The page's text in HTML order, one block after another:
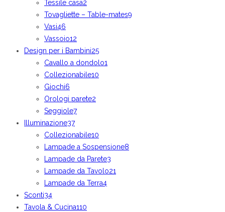
Tessile casa2
Tovagliette – Table-mates9
Vasi46
Vassoio12
Design per i Bambini25
Cavallo a dondolo1
Collezionabile10
Giochi6
Orologi parete2
Seggiole7
Illuminazione37
Collezionabile10
Lampade a Sospensione8
Lampade da Parete3
Lampade da Tavolo21
Lampade da Terra4
Sconti34
Tavola & Cucina110